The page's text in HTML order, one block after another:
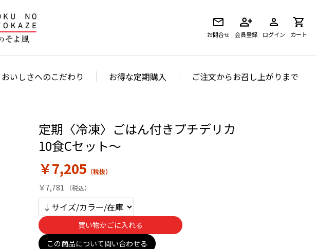
お問合せ 会員登録 ログイン カート
おいしさへのこだわり お得な定期購入 ご注文からお召し上がりまで
定期〈冷凍〉ごはん付きプチデリカ
10食Cセット～
￥7,781
￥7,205
買い物かごに入れる
この商品について問い合わせる